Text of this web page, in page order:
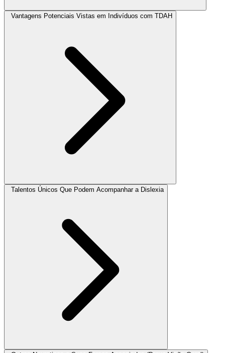
Vantagens Potenciais Vistas em Indivíduos com TDAH
Talentos Únicos Que Podem Acompanhar a Dislexia